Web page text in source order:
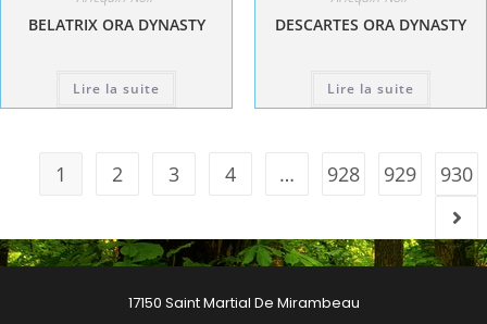
BELATRIX ORA DYNASTY
Lire la suite
DESCARTES ORA DYNASTY
Lire la suite
1 2 3 4 … 928 929 930
17150 Saint Martial De Mirambeau